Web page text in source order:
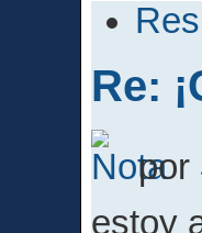
Re:
por
estoy